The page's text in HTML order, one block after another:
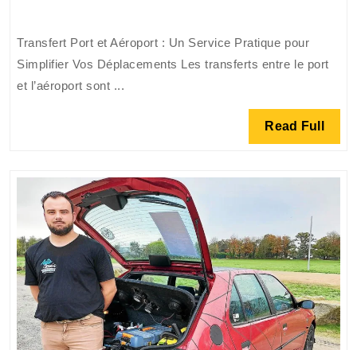
de
et
Transfert Port et Aéroport : Un Service Pratique pour
Simplifier Vos Déplacements Les transferts entre le port
et l’aéroport sont ...
Read Full Read
Full